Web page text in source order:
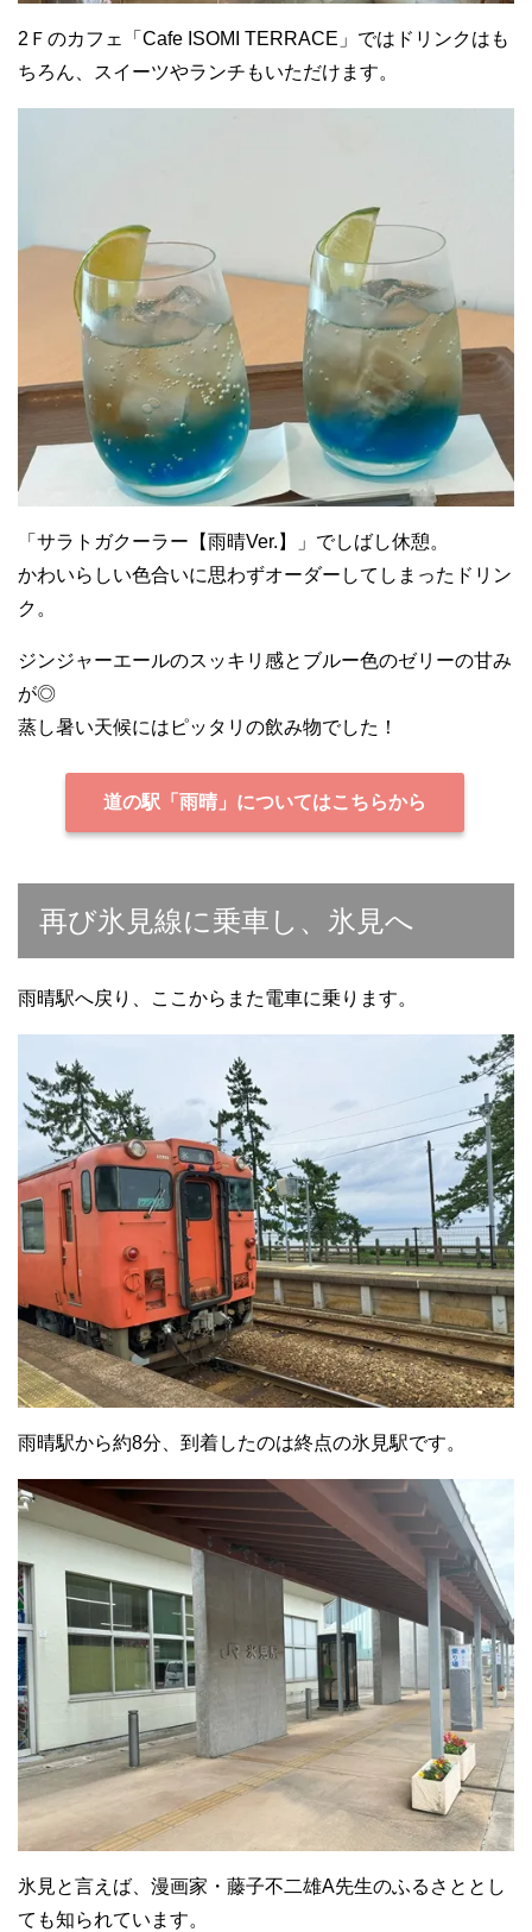
2Ｆのカフェ「Cafe ISOMI TERRACE」ではドリンクはも
ちろん、スイーツやランチもいただけます。
「サラトガクーラー【雨晴Ver.】」でしばし休憩。
かわいらしい色合いに思わずオーダーしてしまったドリン
ク。
ジンジャーエールのスッキリ感とブルー色のゼリーの甘み
が◎
蒸し暑い天候にはピッタリの飲み物でした！
道の駅「雨晴」についてはこちらから
再び氷見線に乗車し、氷見へ
雨晴駅へ戻り、ここからまた電車に乗ります。
雨晴駅から約8分、到着したのは終点の氷見駅です。
氷見と言えば、漫画家・藤子不二雄A先生のふるさととし
ても知られています。